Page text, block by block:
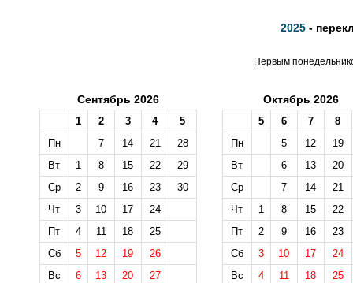
2025 -
Первым
Сентябрь 2026
1 2 3 4
5
Пн
7 14 21
28
Вт
1 8 15 22
29
Ср
2 9 16 23
30
Чт
3 10 17
24
Пт
4 11 18
25
Сб
5 12 19
26
Вс
6 13 20 27
Октябрь 2026
5 6 7
8
Пн
5 12
19
Вт
6 13
20
Ср
7 14
21
Чт
1 8 15
22
Пт
2 9 16
23
Сб
3 10 17
24
Вс
4 11 18 25